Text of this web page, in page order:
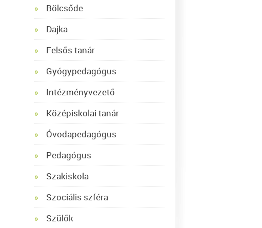
Bölcsőde
Dajka
Felsős tanár
Gyógypedagógus
Intézményvezető
Középiskolai tanár
Óvodapedagógus
Pedagógus
Szakiskola
Szociális szféra
Szülők